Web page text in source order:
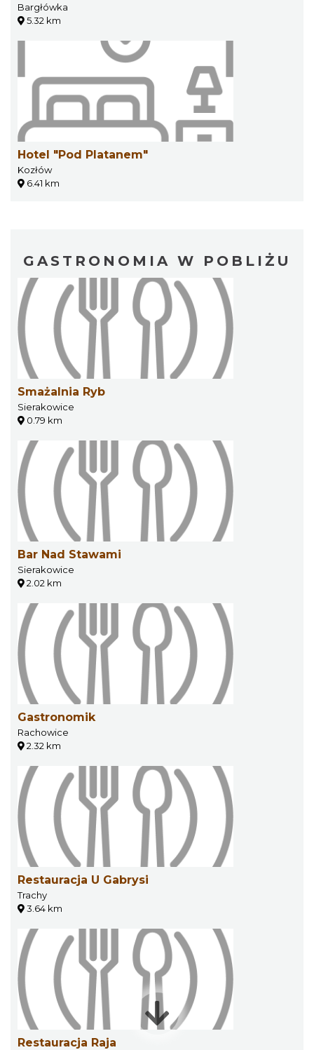
Bargłówka
5.32 km
Hotel "Pod Platanem"
Kozłów
6.41 km
GASTRONOMIA W POBLIŻU
Smażalnia Ryb
Sierakowice
0.79 km
Bar Nad Stawami
Sierakowice
2.02 km
Gastronomik
Rachowice
2.32 km
Restauracja U Gabrysi
Trachy
3.64 km
Restauracja Raja